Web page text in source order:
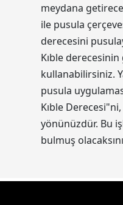
meydana
ile pusula
derecesini
Kıble
kullanabilirsiniz.
pusula
Kıble
yönünüzdür. Bu
bulmuş